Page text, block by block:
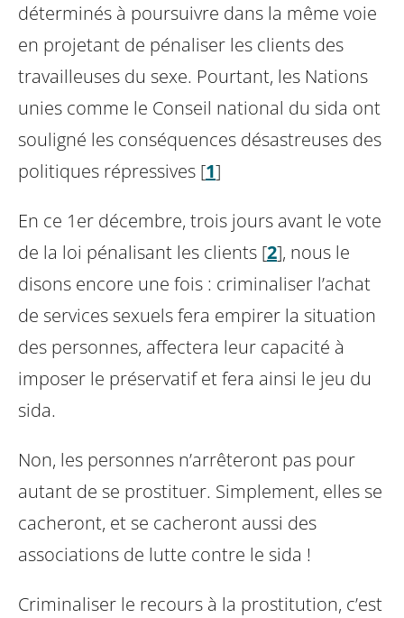
déterminés à poursuivre dans la même voie
en projetant de pénaliser les clients des
travailleuses du sexe. Pourtant, les Nations
unies comme le Conseil national du sida ont
souligné les conséquences désastreuses des
politiques répressives [1]
En ce 1er décembre, trois jours avant le vote
de la loi pénalisant les clients [2], nous le
disons encore une fois : criminaliser l’achat
de services sexuels fera empirer la situation
des personnes, affectera leur capacité à
imposer le préservatif et fera ainsi le jeu du
sida.
Non, les personnes n’arrêteront pas pour
autant de se prostituer. Simplement, elles se
cacheront, et se cacheront aussi des
associations de lutte contre le sida !
Criminaliser le recours à la prostitution, c’est